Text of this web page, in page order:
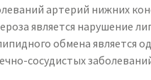
артерий нижних
является нарушение
обмена является
сосудистых